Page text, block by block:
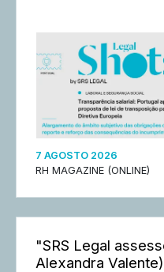
7 AGOSTO 2026
RH MAGAZINE (ONLINE)
"SRS Legal
Alexandra Valente)